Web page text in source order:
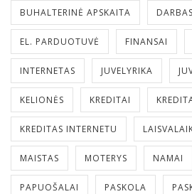
BUHALTERINĖ APSKAITA DARBAS
EL. PARDUOTUVĖ FINANSAI
INTERNETAS JUVELYRIKA
KELIONĖS KREDITAI
KREDITAS INTERNETU
MAISTAS MOTERYS NAMAI
PAPUOŠALAI PASKOLA